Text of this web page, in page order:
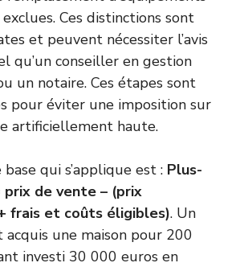
Ces distinctions sont
et peuvent nécessiter l’avis
qu’un conseiller en gestion
un notaire. Ces étapes sont
pour éviter une imposition sur
artificiellement haute.
qui s’applique est : Plus-
de vente – (prix
frais et coûts éligibles). Un
acquis une maison pour 200
investi 30 000 euros en